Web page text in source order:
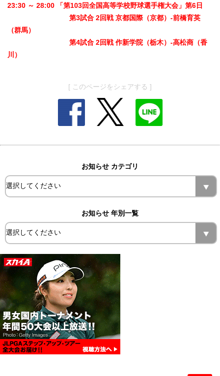
23:30 ～ 28:00 「第103回全国高等学校野球選手権大会」第6日
第3試合 2回戦 京都国際（京都）-前橋育英
（群馬）
第4試合 2回戦 作新学院（栃木）-高松商（香
川）
[ このページをシェアする ]
お知らせ カテゴリ
お知らせ 年別一覧